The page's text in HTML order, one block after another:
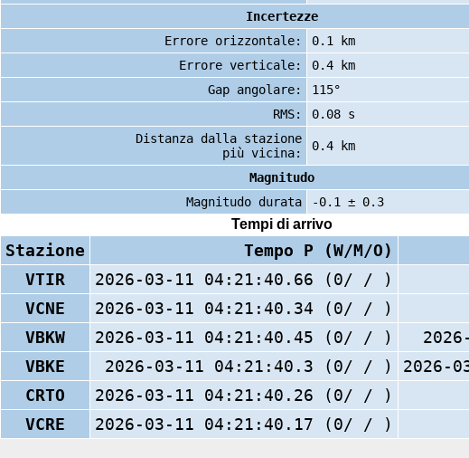
Incertezze
Errore orizzontale:
0.1 km
Errore verticale:
0.4 km
Gap angolare:
115°
RMS:
0.08 s
Distanza dalla stazione
più vicina:
0.4 km
Magnitudo
Magnitudo durata
-0.1 ± 0.3
Tempi di arrivo
Stazione Tempo P (W/M/O)
VTIR
2026-03-11 04:21:40.66 (0/ / )
VCNE
2026-03-11 04:21:40.34 (0/ / )
VBKW
2026-03-11 04:21:40.45 (0/ / )
VBKE
2026-03-11 04:21:40.3 (0/ / ) 2026-
CRTO
2026-03-11 04:21:40.26 (0/ / )
VCRE
2026-03-11 04:21:40.17 (0/ / )